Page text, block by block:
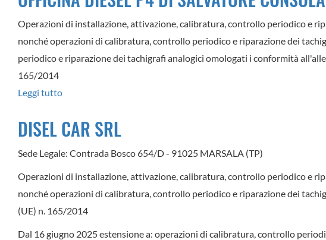
Operazioni di installazione, attivazione, calibratura, controllo periodico e
nonché operazioni di calibratura, controllo periodico e riparazione dei
periodico e riparazione dei tachigrafi analogici omologati i conformità
165/2014
Leggi tutto
DIESEL
SALVATORE
CONSOLATEVI
&
C.
DISEL CAR SRL
Sede Legale: Contrada Bosco 654/D - 91025 MARSALA (TP)
Operazioni di installazione, attivazione, calibratura, controllo periodico e
nonché operazioni di calibratura, controllo periodico e riparazione dei
(UE) n. 165/2014
Dal 16 giugno 2025 estensione a: operazioni di calibratura, controllo